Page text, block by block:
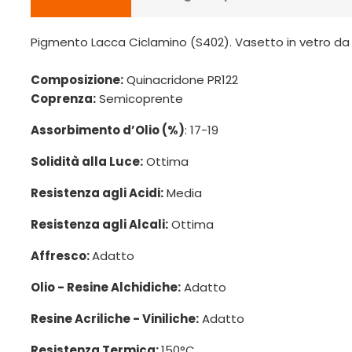
Pigmento Lacca Ciclamino (S402). Vasetto in vetro da
Composizione:Quinacridone PR122
Coprenza:Semicoprente
Assorbimento d’Olio (%): 17-19
Solidità alla Luce:Ottima
Resistenza agli Acidi:Media
Resistenza agli Alcali:Ottima
Affresco:Adatto
Olio - Resine Alchidiche:Adatto
Resine Acriliche - Viniliche:Adatto